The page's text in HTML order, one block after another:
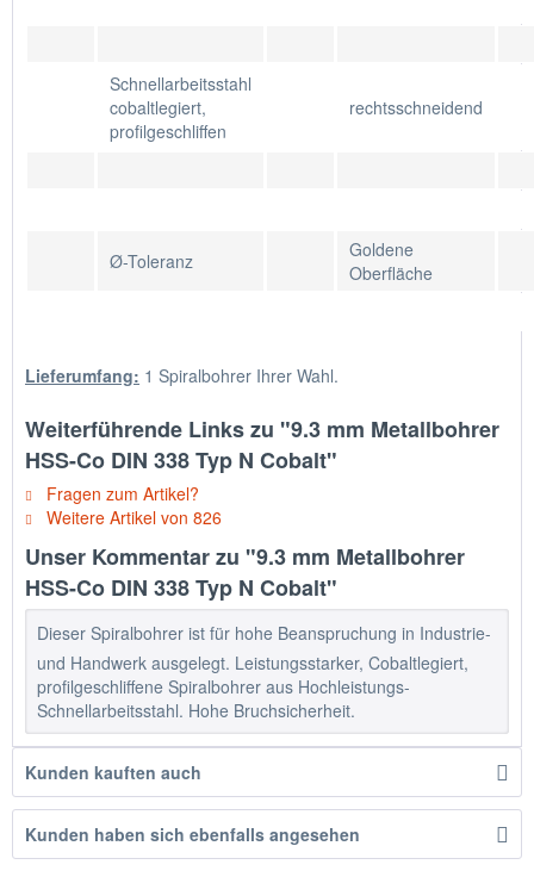
Schnellarbeitsstahl
cobaltlegiert,
profilgeschliffen
rechtsschneidend
Ø-Toleranz
Goldene
Oberfläche
Lieferumfang: 1 Spiralbohrer Ihrer Wahl.
Weiterführende Links zu "9.3 mm Metallbohrer
HSS-Co DIN 338 Typ N Cobalt"
Fragen zum Artikel?
Weitere Artikel von 826
Unser Kommentar zu "9.3 mm Metallbohrer
HSS-Co DIN 338 Typ N Cobalt"
Dieser Spiralbohrer ist für hohe Beanspruchung in Industrie-
und Handwerk ausgelegt. Leistungsstarker, Cobaltlegiert,
profilgeschliffene Spiralbohrer aus Hochleistungs-
Schnellarbeitsstahl. Hohe Bruchsicherheit.
Kunden kauften auch
Kunden haben sich ebenfalls angesehen